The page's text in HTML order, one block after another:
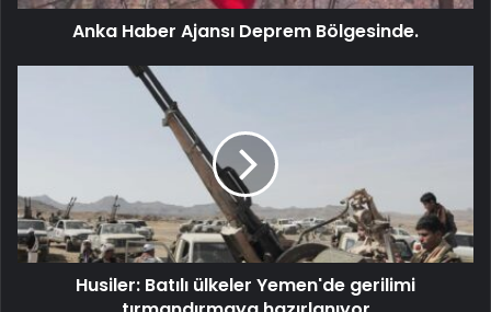
Anka Haber Ajansı Deprem Bölgesinde.
Husiler: Batılı ülkeler Yemen'de gerilimi